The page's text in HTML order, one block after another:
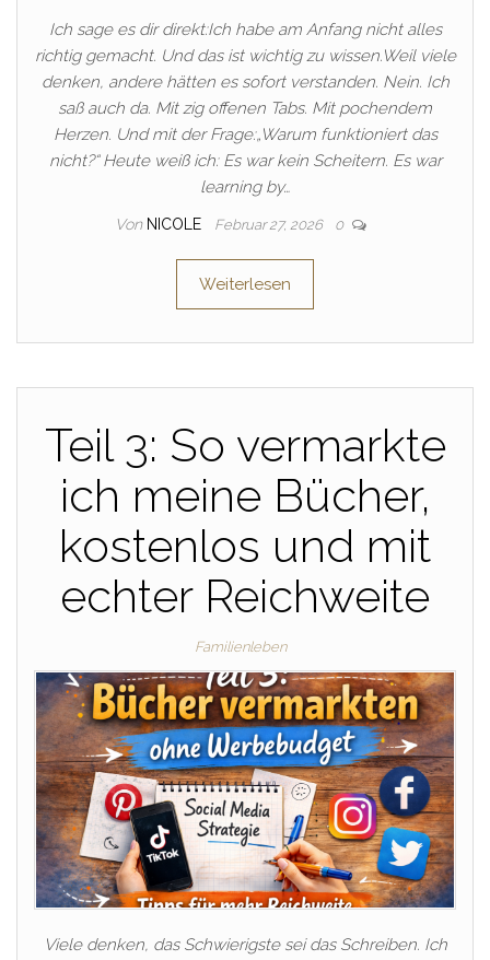
Ich sage es dir direkt:Ich habe am Anfang nicht alles
richtig gemacht. Und das ist wichtig zu wissen.Weil viele
denken, andere hätten es sofort verstanden. Nein. Ich
saß auch da. Mit zig offenen Tabs. Mit pochendem
Herzen. Und mit der Frage:„Warum funktioniert das
nicht?“ Heute weiß ich: Es war kein Scheitern. Es war
learning by…
Von NICOLE Februar 27, 2026 0
Weiterlesen
Teil 3: So vermarkte
ich meine Bücher,
kostenlos und mit
echter Reichweite
Familienleben
Viele denken, das Schwierigste sei das Schreiben. Ich